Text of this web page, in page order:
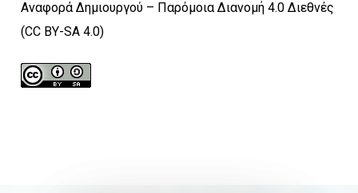
Αναφορά Δημιουργού – Παρόμοια Διανομή 4.0 Διεθνές
(CC BY-SA 4.0)